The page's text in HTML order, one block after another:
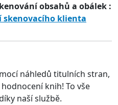
obsahů a obálek :
skenovacího klienta
náhledů titulních stran,
knih! To vše
naší službě.